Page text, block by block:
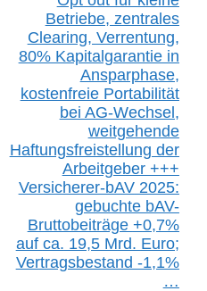
Betriebe, zentrales
Clearing, Verrentung,
80% Kapitalgarantie in
Ansparphase,
kostenfreie Portabilität
bei AG-Wechsel,
weitgehende
Haftungsfreistellung der
Arbeitgeber +++
Versicherer-bAV2025:
gebuchte bAV-
Bruttobeiträge +0,7%
auf ca. 19,5 Mrd. Euro;
Vertragsbestand -1,1%
…